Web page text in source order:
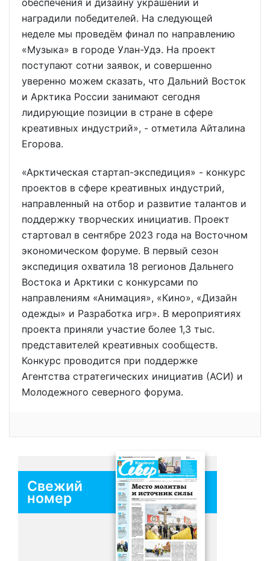
обеспечения и дизайну украшений и
наградили победителей. На следующей
неделе мы проведём финал по направлению
«Музыка» в городе Улан-Удэ. На проект
поступают сотни заявок, и совершенно
уверенно можем сказать, что Дальний Восток
и Арктика России занимают сегодня
лидирующие позиции в стране в сфере
креативных индустрий», - отметила Айталина
Егорова.
«Арктическая стартап-экспедиция» - конкурс
проектов в сфере креативных индустрий,
направленный на отбор и развитие талантов и
поддержку творческих инициатив. Проект
стартовал в сентябре 2023 года на Восточном
экономическом форуме. В первый сезон
экспедиция охватила 18 регионов Дальнего
Востока и Арктики с конкурсами по
направлениям «Анимация», «Кино», «Дизайн
одежды» и Разработка игр». В мероприятиях
проекта приняли участие более 1,3 тыс.
представителей креативных сообществ.
Конкурс проводится при поддержке
Агентства стратегических инициатив (АСИ) и
Молодежного северного форума.
Свежий
номер